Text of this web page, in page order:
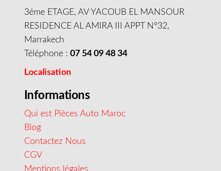
3éme ETAGE, AV YACOUB EL MANSOUR
RESIDENCE AL AMIRA III APPT N°32,
Marrakech
Téléphone : 07 54 09 48 34
Localisation
Informations
Qui est Pièces Auto Maroc
Blog
Contactez Nous
CGV
Mentions légales